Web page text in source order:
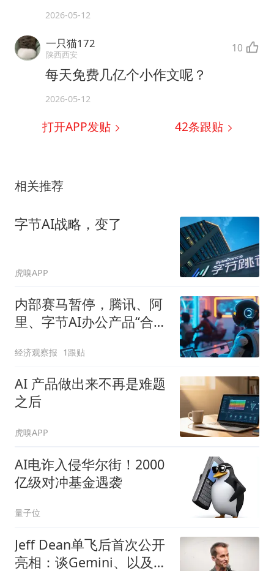
2026-05-12
一只猫172
陕西西安 10
每天免费几亿个小作文呢？
2026-05-12
打开APP发贴 42条跟贴
相关推荐
字节AI战略，变了
虎嗅APP
内部赛马暂停，腾讯、阿
里、字节AI办公产品“合
经济观察报 1跟贴
AI 产品做出来不再是难题
之后
虎嗅APP
AI电诈入侵华尔街！2000
亿级对冲基金遇袭
量子位
Jeff Dean单飞后首次公开
亮相：谈Gemini、以及什